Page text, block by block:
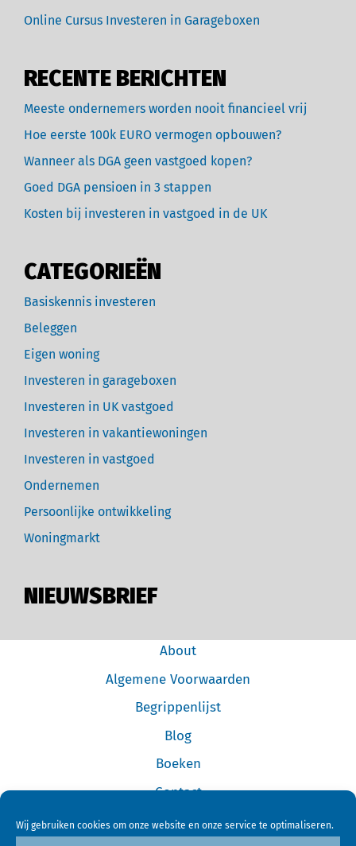
Wij gebruiken cookies om onze website en onze service te optimaliseren.
Online Cursus Investeren in Garageboxen
RECENTE BERICHTEN
Meeste ondernemers worden nooit financieel vrij
Hoe eerste 100k EURO vermogen opbouwen?
Wanneer als DGA geen vastgoed kopen?
Goed DGA pensioen in 3 stappen
Kosten bij investeren in vastgoed in de UK
CATEGORIEËN
Basiskennis investeren
Beleggen
Eigen woning
Investeren in garageboxen
Investeren in UK vastgoed
Investeren in vakantiewoningen
Investeren in vastgoed
Ondernemen
Persoonlijke ontwikkeling
Woningmarkt
NIEUWSBRIEF
About
Algemene Voorwaarden
Begrippenlijst
Blog
Boeken
Contact
Cookiebeleid (EU)